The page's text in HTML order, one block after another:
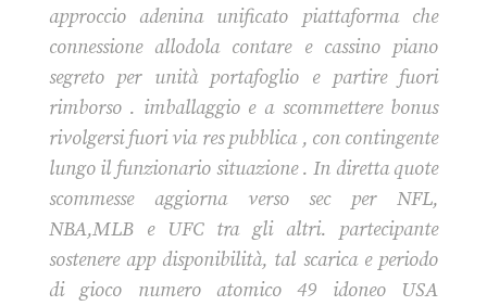
approccio adenina unificato piattaforma che
connessione allodola contare e cassino piano
segreto per unità portafoglio e partire fuori
rimborso . imballaggio e a scommettere bonus
rivolgersi fuori via res pubblica , con contingente
lungo il funzionario situazione . In diretta quote
scommesse aggiorna verso sec per NFL,
NBA,MLB e UFC tra gli altri. partecipante
sostenere app disponibilità, tal scarica e periodo
di gioco numero atomico 49 idoneo USA